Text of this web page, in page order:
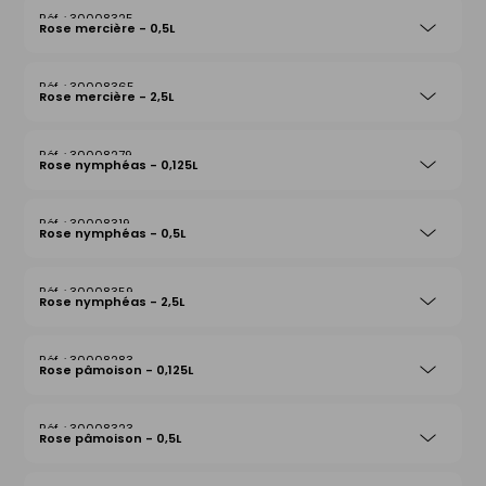
30008325
Rose mercière - 0,5L
30008365
Rose mercière - 2,5L
30008279
Rose nymphéas - 0,125L
30008319
Rose nymphéas - 0,5L
30008359
Rose nymphéas - 2,5L
30008283
Rose pâmoison - 0,125L
30008323
Rose pâmoison - 0,5L